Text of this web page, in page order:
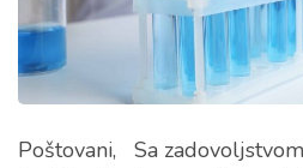
Poštovani, Sa